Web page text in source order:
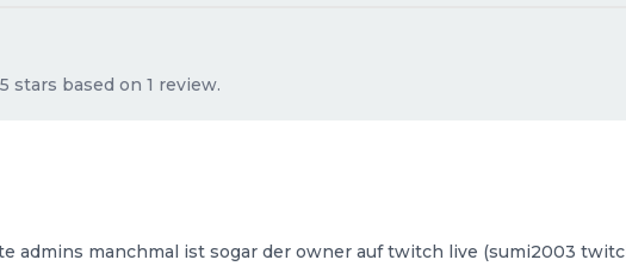
stars based on 1 review.
admins manchmal ist sogar der owner auf twitch live (sumi2003